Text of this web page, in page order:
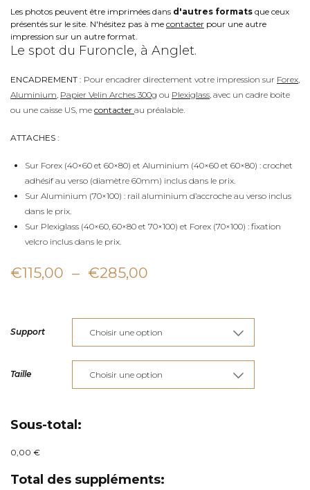
Les photos peuvent être imprimées dans d'autres formats que ceux
présentés sur le site. N'hésitez pas à me contacter pour une autre
impression sur un autre format.
Le spot du Furoncle, à Anglet.
ENCADREMENT : Pour encadrer directement votre impression sur Forex
Aluminium Papier Velin Arches 300g ou Plexiglass , avec un cadre boite
ou une caisse US, me contacter au préalable.
ATTACHES :
Sur Forex (40×60 et 60×80) et Aluminium (40×60 et 60×80) : crochet
adhésif au verso (diamètre 60mm) inclus dans le prix.
Sur Aluminium (70×100) : rail aluminium d’accroche au verso inclus
dans le prix.
Sur Plexiglass (40×60, 60×80 et 70×100) et Forex (70×100) : fixation
velcro inclus dans le prix.
€115,00 – €285,00
prix :
€115,00
à
€285,00
Support
Taille
Sous-total:
0,00 €
Total des suppléments: